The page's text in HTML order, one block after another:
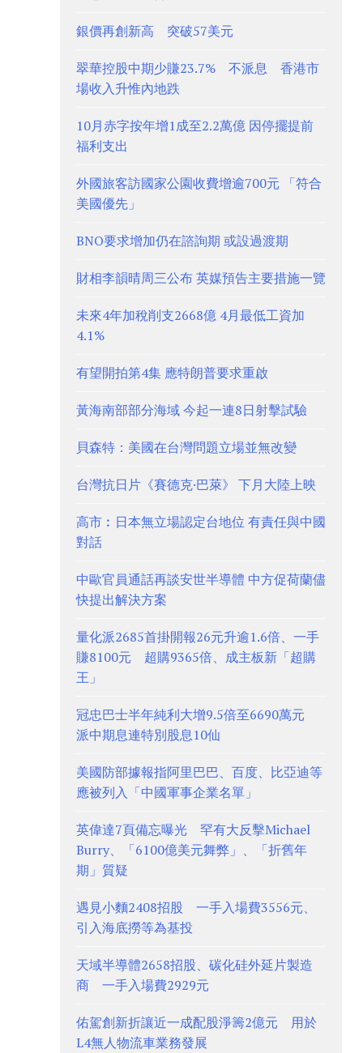
銀價再創新高 突破57美元
翠華控股中期少賺23.7% 不派息 香港市
場收入升惟內地跌
10月赤字按年增1成至2.2萬億 因停擺提前
福利支出
外國旅客訪國家公園收費增逾700元 「符合
美國優先」
BNO要求增加仍在諮詢期 或設過渡期
財相李韻晴周三公布 英媒預告主要措施一覽
未來4年加稅削支2668億 4月最低工資加
4.1%
有望開拍第4集 應特朗普要求重啟
黃海南部部分海域 今起一連8日射擊試驗
貝森特：美國在台灣問題立場並無改變
台灣抗日片《賽德克·巴萊》 下月大陸上映
高市︰日本無立場認定台地位 有責任與中國
對話
中歐官員通話再談安世半導體 中方促荷蘭儘
快提出解決方案
量化派2685首掛開報26元升逾1.6倍、一手
賺8100元 超購9365倍、成主板新「超購
王」
冠忠巴士半年純利大增9.5倍至6690萬元
派中期息連特別股息10仙
美國防部據報指阿里巴巴、百度、比亞迪等
應被列入「中國軍事企業名單」
英偉達7頁備忘曝光 罕有大反擊Michael
Burry、「6100億美元舞弊」、「折舊年
期」質疑
遇見小麵2408招股 一手入場費3556元、
引入海底撈等為基投
天域半導體2658招股、碳化硅外延片製造
商 一手入場費2929元
佑駕創新折讓近一成配股淨籌2億元 用於
L4無人物流車業務發展